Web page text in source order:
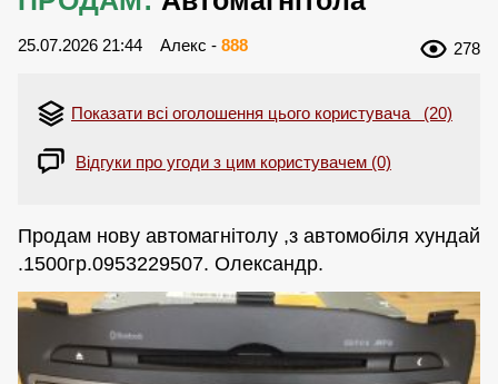
25.07.2026 21:44 Алекс - 888 278
Показати всі оголошення цього користувача (20)
Відгуки про угоди з цим користувачем (0)
Продам нову автомагнітолу ,з автомобіля хундай
.1500гр.0953229507. Олександр.